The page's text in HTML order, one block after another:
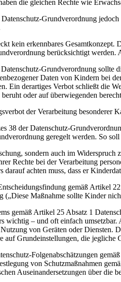
die gleichen Rechte wie
Grundverordnung
kein erkennbares Gesamtkonzept.
berücksichtigt werden.
Grundverordnung sollte
Daten von Kindern bei
Ein derartiges Verbot schließt die
oder auf überwiegenden
der Verarbeitung besonderer
38 der Datenschutz-
geregelt werden. So
sondern auch im Widerspruch
Rechte bei der Verarbeitung
darauf achten muss, dass er
gemäß Artikel
(„Diese Maßnahme sollte Kinder
gemäß Artikel 25 Absatz 1
wichtig – und oft einfach
von Geräten oder Diensten.
auf Grundeinstellungen, die jegliche
Folgenabschätzungen
von Schutzmaßnahmen
Auseinandersetzungen über die